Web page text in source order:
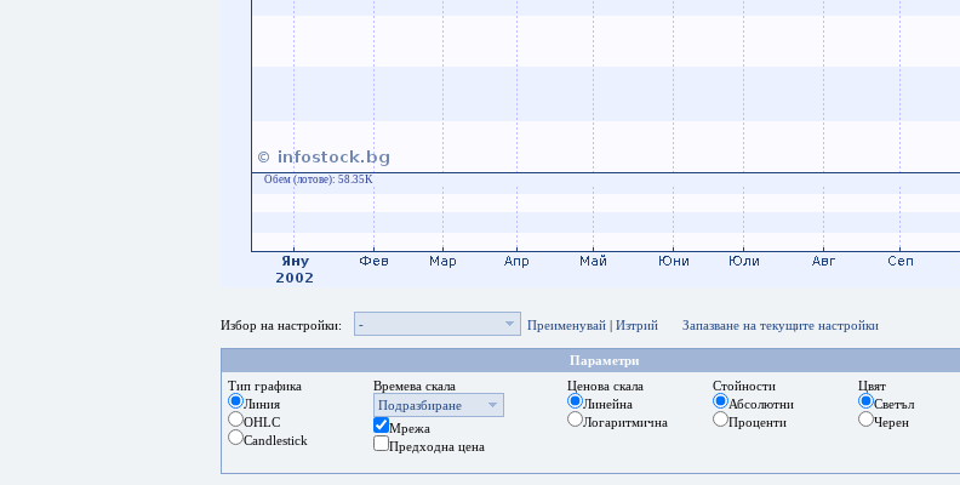
Обем (лотове): 58.35K
Избор на настройки: - Преименувай | Изтрий Запазване на текущите настройки
Параметри
Тип графика
Линия
OHLC
Candlestick
Времева скала
Подразбиране
Мрежа
Предходна цена
Ценова скала
Линейна
Логаритмична
Стойности
Абсолютни
Проценти
Цвят
Светъл
Черен